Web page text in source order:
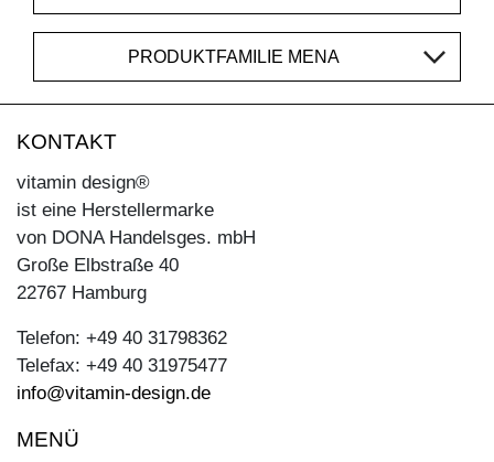
PRODUKTFAMILIE MENA
KONTAKT
vitamin design®
ist eine Herstellermarke
von DONA Handelsges. mbH
Große Elbstraße 40
22767 Hamburg
Telefon: +49 40 31798362
Telefax: +49 40 31975477
info@vitamin-design.de
MENÜ